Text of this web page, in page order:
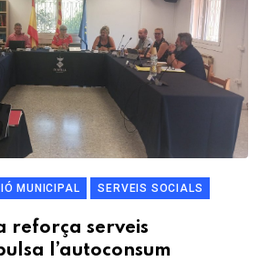
MUNICIPAL SERVEIS SOCIALS
reforça serveis
l’autoconsum